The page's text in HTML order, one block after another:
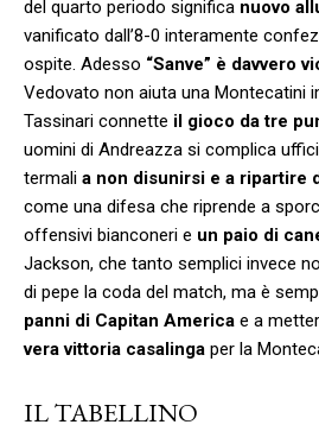
del quarto periodo significa nuovo
vanificato dall’8-0 interamente
ospite. Adesso “Sanve” è davvero
Vedovato non aiuta una Montecatini
Tassinari connette il gioco da tre
uomini di Andreazza si complica
termali a non disunirsi e a ripartire
come una difesa che riprende a
offensivi bianconeri e un paio di
Jackson, che tanto semplici invece
di pepe la coda del match, ma è
panni di Capitan America e a
vera vittoria casalinga per la
IL TABELLINO